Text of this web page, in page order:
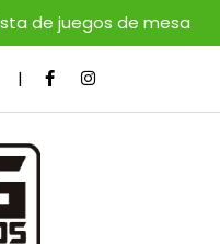
de juegos de mesa